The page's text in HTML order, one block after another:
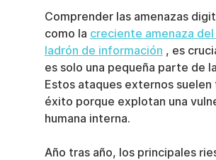
Comprender las amenazas
como la creciente amenaza
ladrón de información , es
es solo una pequeña parte de
Estos ataques externos suelen
éxito porque explotan una
humana interna.
Año tras año, los principales